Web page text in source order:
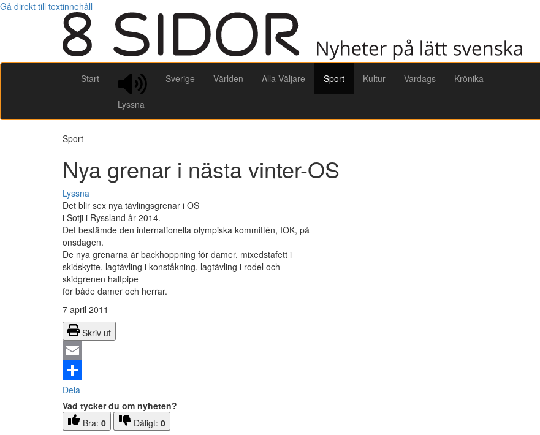
Gå direkt till textinnehåll
Start
Lyssna
Sverige Världen Alla Väljare Sport Kultur Vardags Krönika
Sport
Nya grenar i nästa vinter-OS
Lyssna
Det blir sex nya tävlingsgrenar i OS
i Sotji i Ryssland år 2014.
Det bestämde den internationella olympiska kommittén, IOK, på
onsdagen.
De nya grenarna är backhoppning för damer, mixedstafett i
skidskytte, lagtävling i konståkning, lagtävling i rodel och
skidgrenen halfpipe
för både damer och herrar.
7 april 2011
Skriv ut
Email
Dela
Vad tycker du om nyheten?
Bra: 0 Dåligt: 0